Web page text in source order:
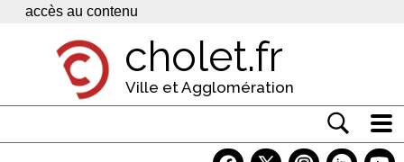
Panneau de gestion des cookies
accès au contenu
cholet.fr
Ville et Agglomération